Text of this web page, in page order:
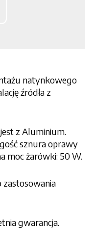
natynkowego
źródła z
z Aluminium.
sznura oprawy
moc żarówki: 50 W.
gwarancja.